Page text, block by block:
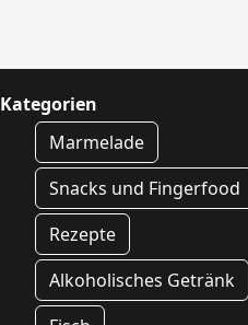
Kategorien
Marmelade
Snacks und Fingerfood
Rezepte
Alkoholisches Getränk